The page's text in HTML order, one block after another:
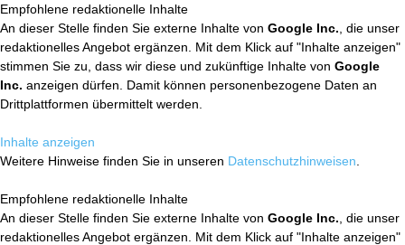
Empfohlene redaktionelle Inhalte
An dieser Stelle finden Sie externe Inhalte von Google Inc. , die unser
redaktionelles Angebot ergänzen. Mit dem Klick auf "Inhalte anzeigen"
stimmen Sie zu, dass wir diese und zukünftige Inhalte von Google
Inc. anzeigen dürfen. Damit können personenbezogene Daten an
Drittplattformen übermittelt werden.
Inhalte anzeigen
Weitere Hinweise finden Sie in unseren Datenschutzhinweisen
Empfohlene redaktionelle Inhalte
An dieser Stelle finden Sie externe Inhalte von Google Inc. , die unser
redaktionelles Angebot ergänzen. Mit dem Klick auf "Inhalte anzeigen"